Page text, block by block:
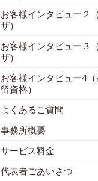
お客様インタビュー２
ザ）
お客様インタビュー３
ザ）
お客様インタビュー4
留資格）
よくあるご質問
事務所概要
サービス料金
代表者ごあいさつ